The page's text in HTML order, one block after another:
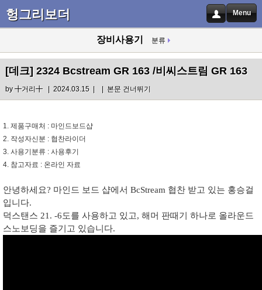
헝그리보더 Menu
장비사용기 분류
[데크] 2324 Bcstream GR 163 /비씨스트림 GR 163
by╋거리╋| 2024.03.15 | | 본문 건너뛰기
1. 제품구매처 : 마인드보드샵
2. 작성자신분 : 협찬라이더
3. 사용기분류 : 사용후기
4. 참고자료 : 온라인 자료
안녕하세요? 마인드 보드 샵에서 BcStream 협찬 받고 있는 홍승걸
입니다.
덕스탠스 21. -6도를 사용하고 있고, 해머 판때기 하나로 올라운드
스노보딩을 즐기고 있습니다.